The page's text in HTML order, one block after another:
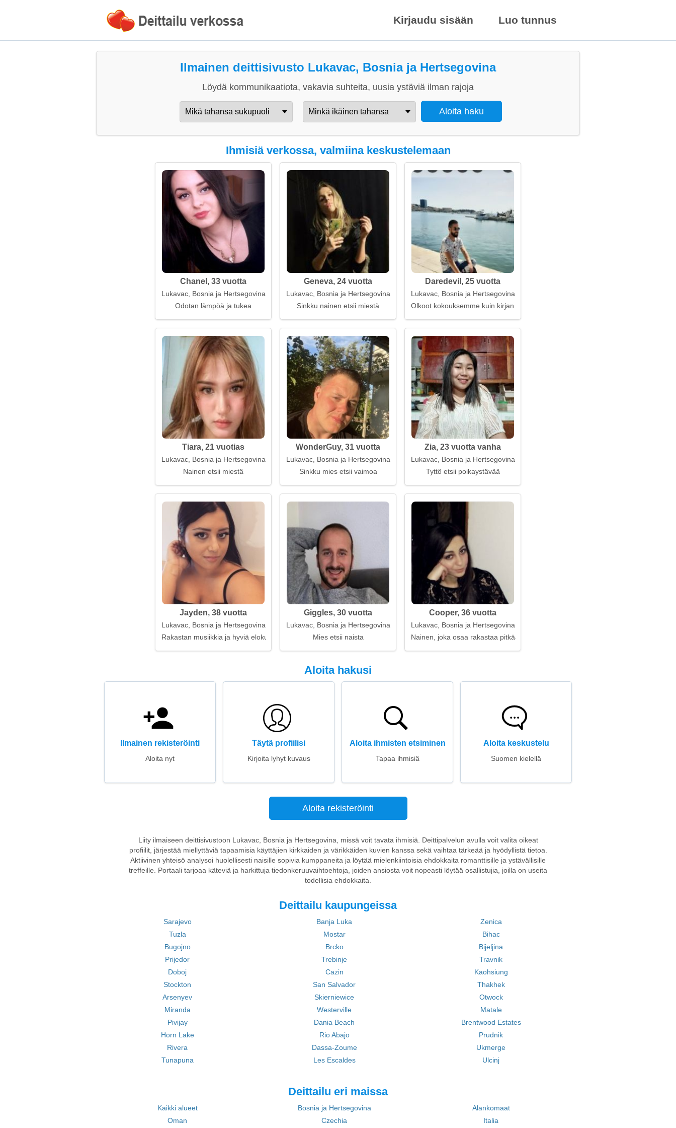
Kirjaudu sisään Luo tunnus
Ilmainen deittisivusto Lukavac, Bosnia ja Hertsegovina
Löydä kommunikaatiota, vakavia suhteita, uusia ystäviä ilman rajoja
Ihmisiä verkossa, valmiina keskustelemaan
Chanel, 33 vuotta
Lukavac, Bosnia ja Hertsegovina
Odotan lämpöä ja tukea
Geneva, 24 vuotta
Lukavac, Bosnia ja Hertsegovina
Sinkku nainen etsii miestä
Daredevil, 25 vuotta
Lukavac, Bosnia ja Hertsegovina
Olkoot kokouksemme kuin kirjan uusia lukuja
Tiara, 21 vuotias
Lukavac, Bosnia ja Hertsegovina
Nainen etsii miestä
WonderGuy, 31 vuotta
Lukavac, Bosnia ja Hertsegovina
Sinkku mies etsii vaimoa
Zia, 23 vuotta vanha
Lukavac, Bosnia ja Hertsegovina
Tyttö etsii poikaystävää
Jayden, 38 vuotta
Lukavac, Bosnia ja Hertsegovina
Rakastan musiikkia ja hyviä elokuvia
Giggles, 30 vuotta
Lukavac, Bosnia ja Hertsegovina
Mies etsii naista
Cooper, 36 vuotta
Lukavac, Bosnia ja Hertsegovina
Nainen, joka osaa rakastaa pitkään
Aloita hakusi
Ilmainen rekisteröinti
Aloita nyt
Täytä profiilisi
Kirjoita lyhyt kuvaus
Aloita ihmisten etsiminen
Tapaa ihmisiä
Aloita keskustelu
Suomen kielellä
Aloita rekisteröinti
Liity ilmaiseen deittisivustoon Lukavac, Bosnia ja Hertsegovina, missä voit tavata ihmisiä. Deittipalvelun avulla voit valita oikeat
profiilit, järjestää miellyttäviä tapaamisia käyttäjien kirkkaiden ja värikkäiden kuvien kanssa sekä vaihtaa tärkeää ja hyödyllistä tietoa.
Aktiivinen yhteisö analysoi huolellisesti naisille sopivia kumppaneita ja löytää mielenkiintoisia ehdokkaita romanttisille ja ystävällisille
treffeille. Portaali tarjoaa käteviä ja harkittuja tiedonkeruuvaihtoehtoja, joiden ansiosta voit nopeasti löytää osallistujia, joilla on useita
todellisia ehdokkaita.
Deittailu kaupungeissa
Sarajevo Banja Luka
Zenica
Tuzla
Mostar
Bihac
Bugojno
Brcko
Bijeljina
Prijedor
Trebinje
Travnik
Doboj
Cazin
Kaohsiung
Stockton
San Salvador
Thakhek
Arsenyev
Skierniewice
Otwock
Miranda
Westerville
Matale
Pivijay
Dania Beach
Brentwood Estates
Horn Lake
Rio Abajo
Prudnik
Rivera
Dassa-Zoume
Ukmerge
Tunapuna
Les Escaldes Ulcinj
Deittailu eri maissa
Kaikki alueet Bosnia ja Hertsegovina
Alankomaat
Oman
Czechia Italia